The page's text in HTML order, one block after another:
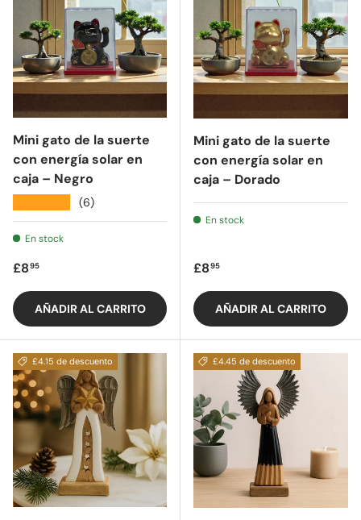
Mini gato de la suerte
con energía solar en
caja – Negro
(6)
En stock
Precio regular
£895
AÑADIR AL CARRITO
Mini gato de la suerte
con energía solar en
caja – Dorado
En stock
Precio regular
£895
AÑADIR AL CARRITO
£4.15 de descuento £4.45 de descuento